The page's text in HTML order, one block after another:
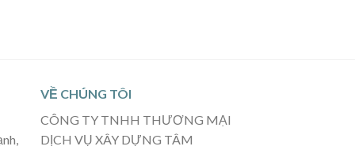
VỀ CHÚNG TÔI
CÔNG TY TNHH THƯƠNG MẠI
DỊCH VỤ XÂY DỰNG TÂM